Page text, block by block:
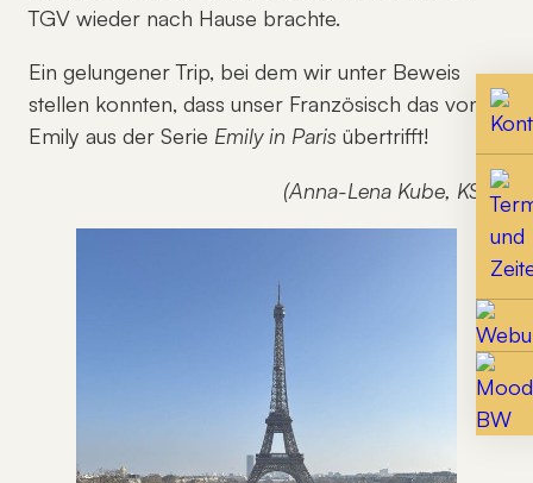
TGV wieder nach Hause brachte.
Ein gelungener Trip, bei dem wir unter Beweis
stellen konnten, dass unser Französisch das von
Emily aus der Serie Emily in Paris übertrifft!
(Anna-Lena Kube, KS 2)